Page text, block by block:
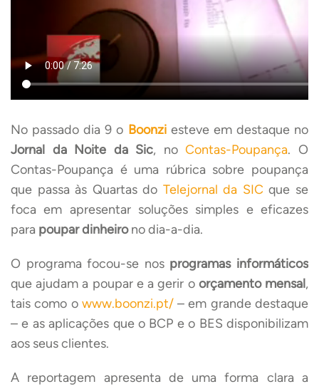
No passado dia 9 o Boonzi esteve em destaque no
Jornal da Noite da Sic, noContas-Poupança. O
Contas-Poupança é uma rúbrica sobre poupança
que passa às Quartas do Telejornal da SIC que se
foca em apresentar soluções simples e eficazes
para poupar dinheirono dia-a-dia.
O programa focou-se nos programas informáticos
que ajudam a poupar e a gerir o orçamento mensal,
tais como o www.boonzi.pt/– em grande destaque
– e as aplicações que o BCP e o BES disponibilizam
aos seus clientes.
A reportagem apresenta de uma forma clara a